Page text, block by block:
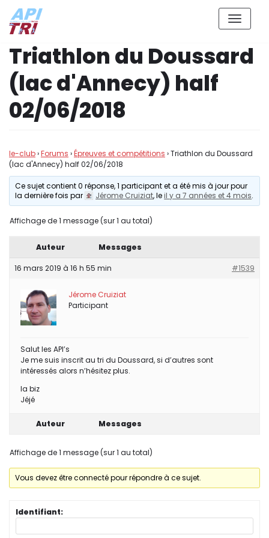
Aller
au
contenu
Triathlon du Doussard
(lac d'Annecy) half
02/06/2018
le-club›Forums ›Épreuves et compétitions ›Triathlon du Doussard
(lac d'Annecy) half 02/06/2018
Ce sujet contient 0 réponse, 1 participant et a été mis à jour pour
la dernière fois par
Jérome Cruiziat, leil y a 7 années et 4 mois.
Affichage de 1 message (sur 1 au total)
Auteur Messages
16 mars 2019 à 16 h 55 min #1539
Jérome Cruiziat
Participant
Salut les API’s
Je me suis inscrit au tri du Doussard, si d’autres sont
intéressés alors n’hésitez plus.
la biz
Jéjé
Auteur Messages
Affichage de 1 message (sur 1 au total)
Vous devez être connecté pour répondre à ce sujet.
Identifiant: